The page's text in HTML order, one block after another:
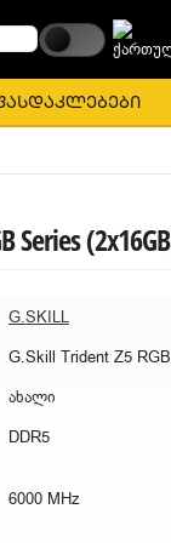
Series
G.SKILL
ახალი
DDR5
6000 MHz